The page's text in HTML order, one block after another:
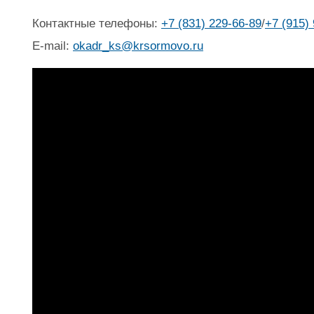
Контактные телефоны: +7 (831) 229-66-89/+7 (915)
E-mail: okadr_ks@krsormovo.ru